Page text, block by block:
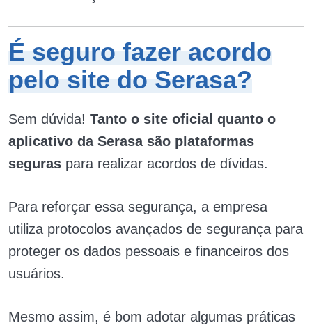
É seguro fazer acordo
pelo site do Serasa?
Sem dúvida! Tanto o site oficial quanto o
aplicativo da Serasa são plataformas
seguras para realizar acordos de dívidas.
Para reforçar essa segurança, a empresa
utiliza protocolos avançados de segurança para
proteger os dados pessoais e financeiros dos
usuários.
Mesmo assim, é bom adotar algumas práticas